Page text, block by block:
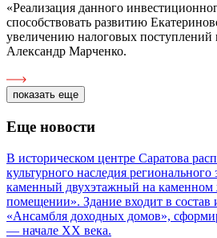
«Реализация данного
способствовать развитию
увеличению налоговых
Александр Марченко.
показать еще
Еще новости
В историческом центре Саратова
культурного наследия
каменный двухэтажный на
помещении». Здание входит в состав
«Ансамбля доходных домов»,
— начале XX века.